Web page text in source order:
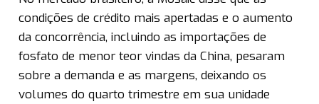
condições de crédito mais apertadas e o aumento
da concorrência, incluindo as importações de
fosfato de menor teor vindas da China, pesaram
sobre a demanda e as margens, deixando os
volumes do quarto trimestre em sua unidade